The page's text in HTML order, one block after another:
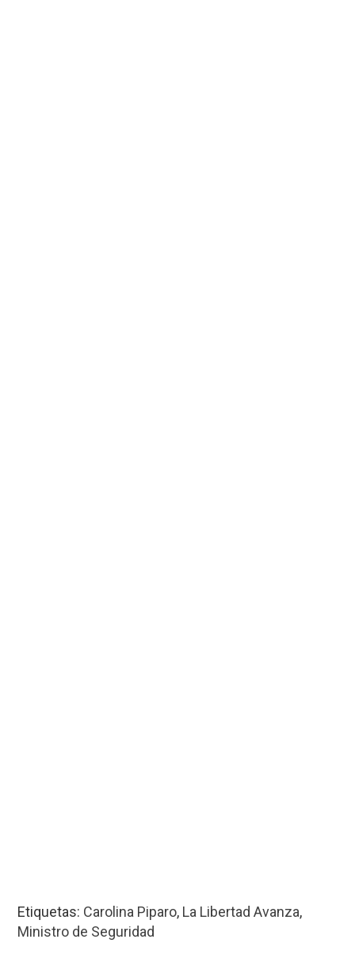
Etiquetas: Carolina Piparo, La Libertad Avanza,
Ministro de Seguridad